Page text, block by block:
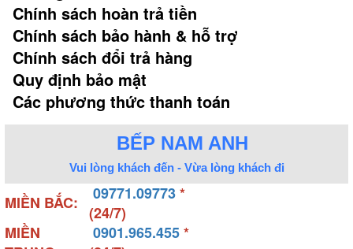
Chính sách hoàn trả tiền
Chính sách bảo hành & hỗ trợ
Chính sách đổi trả hàng
Quy định bảo mật
Các phương thức thanh toán
BẾP NAM ANH
Vui lòng khách đến - Vừa lòng khách đi
MIỀN BẮC: 09771.09773*
(24/7)
MIỀN
0901.965.455*